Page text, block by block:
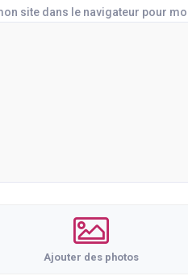
site dans le navigateur pour
Ajouter des photos